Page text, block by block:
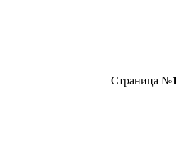
Страница №1